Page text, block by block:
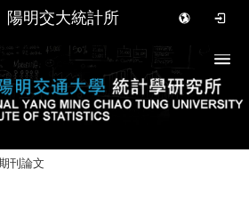
陽明交大統計所
刊論文